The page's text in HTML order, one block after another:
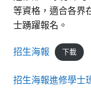
等資格，適合各界
士踴躍報名。
招生海報 下載
招生海報進修學士